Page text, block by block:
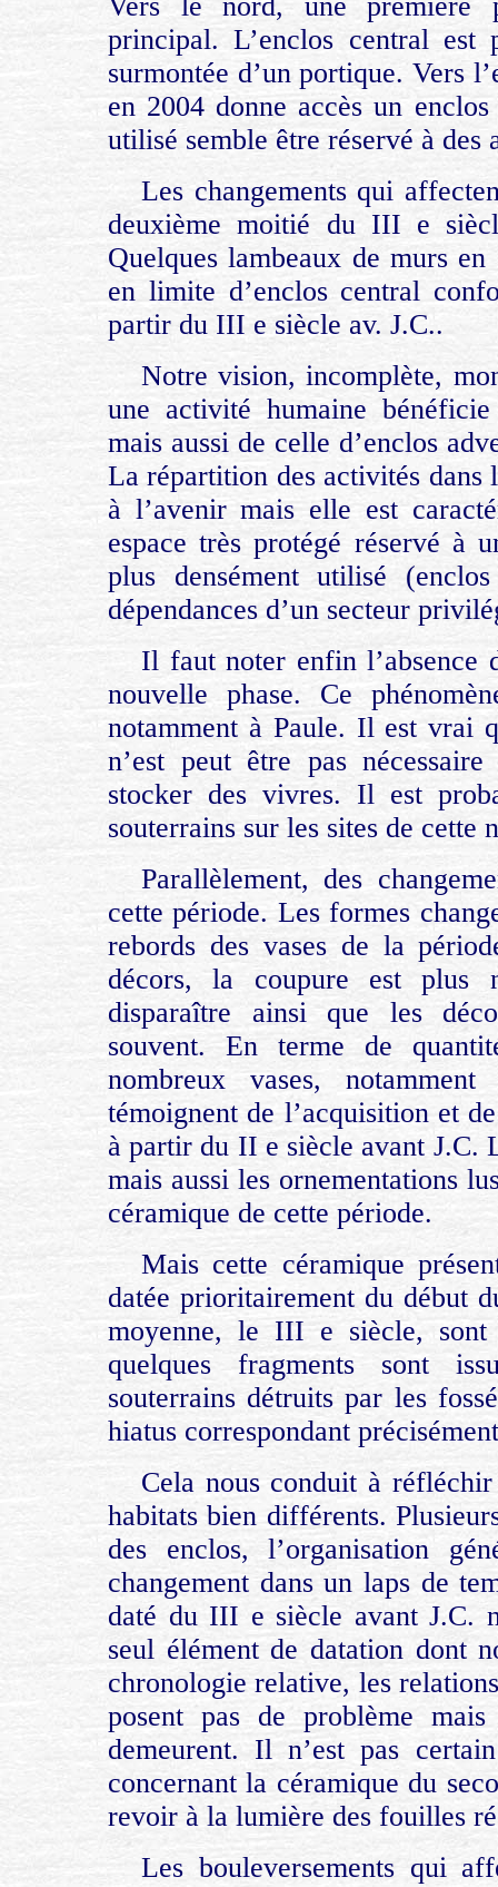
principal. L’enclos central est
surmontée d’un portique. Vers
en 2004 donne accès un
utilisé semble être réservé à des
Les changements qui
deuxième moitié du III e
Quelques lambeaux de murs
en limite d’enclos central
partir du III e siècle av. J.C..
Notre vision, incomplète,
une activité humaine
mais aussi de celle d’enclos
La répartition des activités dans
à l’avenir mais elle est
espace très protégé réservé à
plus densément utilisé
dépendances d’un secteur
Il faut noter enfin l’absence
nouvelle phase. Ce
notamment à Paule. Il est vrai
n’est peut être pas
stocker des vivres. Il est
souterrains sur les sites de cette
Parallèlement, des
cette période. Les formes
rebords des vases de la
décors, la coupure est plus
disparaître ainsi que les
souvent. En terme de
nombreux vases,
témoignent de l’acquisition et
à partir du II e siècle avant J.C.
mais aussi les ornementations
céramique de cette période.
Mais cette céramique
datée prioritairement du début
moyenne, le III e siècle, sont
quelques fragments sont
souterrains détruits par les
hiatus correspondant
Cela nous conduit à
habitats bien différents.
des enclos, l’organisation
changement dans un laps de
daté du III e siècle avant J.C.
seul élément de datation dont
chronologie relative, les
posent pas de problème
demeurent. Il n’est pas
concernant la céramique du
revoir à la lumière des fouilles
Les bouleversements qui